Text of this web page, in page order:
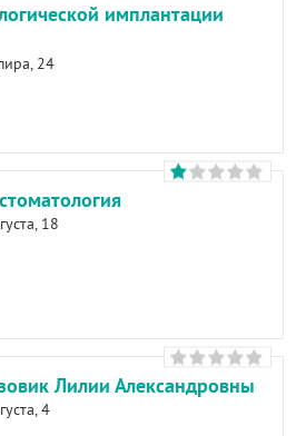
имплантации
24
18
Лилии Александровны
4